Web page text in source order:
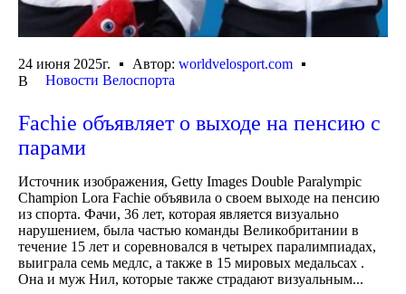
24 июня 2025г. Автор: worldvelosport.com
В
Новости Велоспорта
Fachie объявляет о выходе на пенсию с
парами
Источник изображения, Getty Images Double Paralympic
Champion Lora Fachie объявила о своем выходе на пенсию
из спорта. Фачи, 36 лет, которая является визуально
нарушением, была частью команды Великобритании в
течение 15 лет и соревновался в четырех паралимпиадах,
выиграла семь медлс, а также в 15 мировых медальсах .
Она и муж Нил, которые также страдают визуальным...